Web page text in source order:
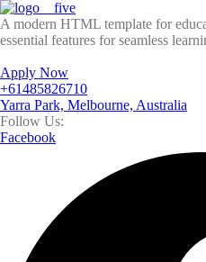
A modern HTML template for
essential features for seamless
Apply Now
+61485826710
Yarra Park, Melbourne, Australia
Follow Us:
Facebook